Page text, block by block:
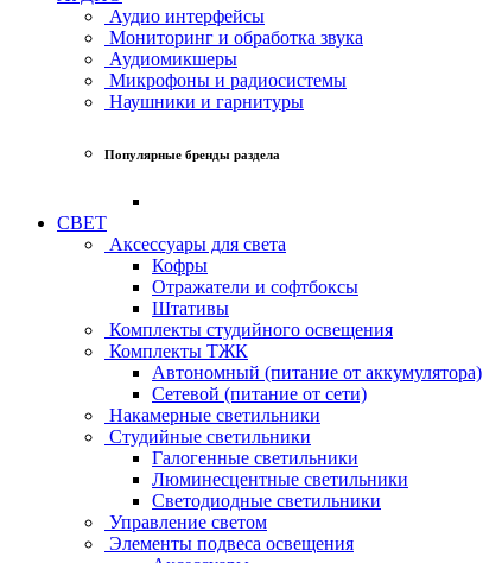
Аудио интерфейсы
Мониторинг и обработка звука
Аудиомикшеры
Микрофоны и радиосистемы
Наушники и гарнитуры
Популярные бренды раздела
СВЕТ
Аксессуары для света
Кофры
Отражатели и софтбоксы
Штативы
Комплекты студийного освещения
Комплекты ТЖК
Автономный (питание от аккумулятора)
Сетевой (питание от сети)
Накамерные светильники
Студийные светильники
Галогенные светильники
Люминесцентные светильники
Светодиодные светильники
Управление светом
Элементы подвеса освещения